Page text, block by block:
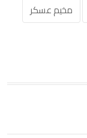
مخيم عسكر